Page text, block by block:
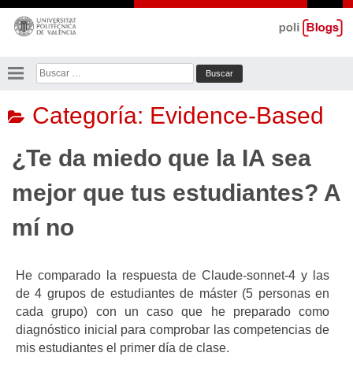
Saltar
contenido
Buscar:
Categoría: Evidence-Based
¿Te da miedo que la IA sea
mejor que tus estudiantes? A
mí no
He comparado la respuesta de Claude-sonnet-4 y las
de 4 grupos de estudiantes de máster (5 personas en
cada grupo) con un caso que he preparado como
diagnóstico inicial para comprobar las competencias de
mis estudiantes el primer día de clase.